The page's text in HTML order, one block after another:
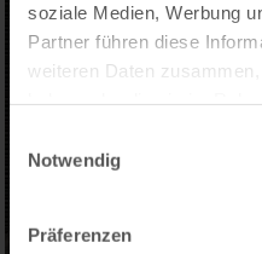
soziale Medien, Werbung
Partner führen diese
weiteren Daten
Notwendig
Präferenzen